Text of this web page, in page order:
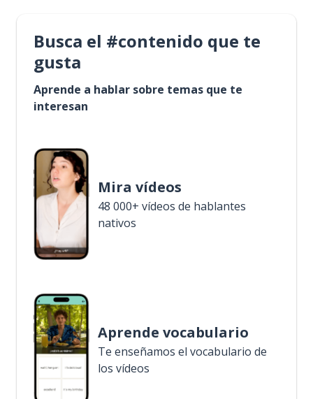
Busca el #contenido que te
gusta
Aprende a hablar sobre temas que te
interesan
Mira vídeos
48 000+ vídeos de hablantes
nativos
Aprende vocabulario
Te enseñamos el vocabulario de
los vídeos